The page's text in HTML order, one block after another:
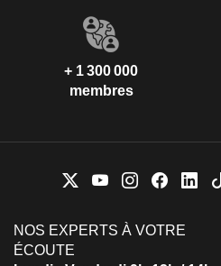
+ 1 300 000
membres
NOS EXPERTS À VOTRE
ÉCOUTE